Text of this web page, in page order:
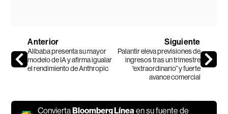
Anterior
Alibaba presenta su mayor
modelo de IA y afirma igualar
el rendimiento de Anthropic
Siguiente
Palantir eleva previsiones de
ingresos tras un trimestre
“extraordinario” y fuerte
avance comercial
ConviertaBloomberg Línea en su fuente de